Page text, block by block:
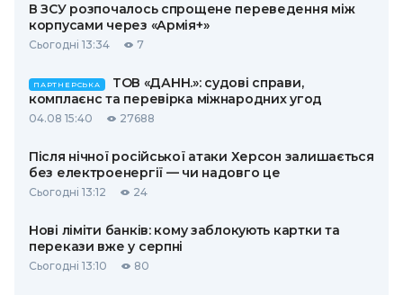
В ЗСУ розпочалось спрощене переведення між
корпусами через «Армія+»
Сьогодні 13:34 7
ПАРТНЕРСЬКА
ТОВ «ДАНН.»: судові справи,
комплаєнс та перевірка міжнародних угод
04.08 15:40 27688
Після нічної російської атаки Херсон залишається
без електроенергії — чи надовго це
Сьогодні 13:12 24
Нові ліміти банків: кому заблокують картки та
перекази вже у серпні
Сьогодні 13:10 80